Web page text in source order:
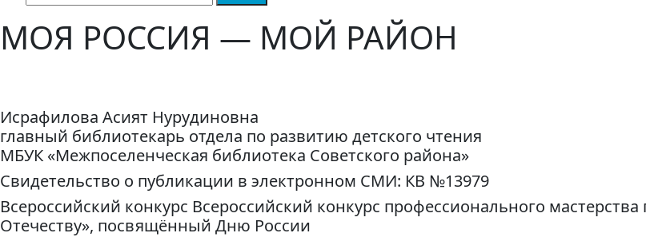
МОЯ РОССИЯ — МОЙ РАЙОН
Исрафилова Асият Нурудиновна
главный библиотекарь отдела по развитию детского чтения
МБУК «Межпоселенческая библиотека Советского района»
Свидетельство о публикации в электронном СМИ: КВ №13979
Всероссийский конкурс Всероссийский конкурс профессионального
Отечеству», посвящённый Дню России